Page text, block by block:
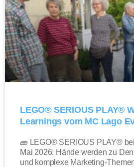
LEGO® SERIOUS PLAY®
Learnings vom MC Lago
🧱 LEGO® SERIOUS PLAY®
Mai 2026: Hände werden zu
und komplexe Marketing-